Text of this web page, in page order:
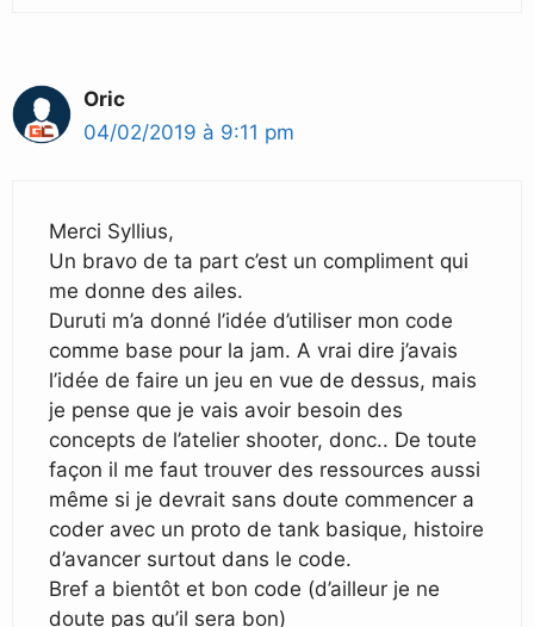
Oric
04/02/2019 à 9:11 pm
Merci Syllius,
Un bravo de ta part c’est un compliment qui
me donne des ailes.
Duruti m’a donné l’idée d’utiliser mon code
comme base pour la jam. A vrai dire j’avais
l’idée de faire un jeu en vue de dessus, mais
je pense que je vais avoir besoin des
concepts de l’atelier shooter, donc.. De toute
façon il me faut trouver des ressources aussi
même si je devrait sans doute commencer a
coder avec un proto de tank basique, histoire
d’avancer surtout dans le code.
Bref a bientôt et bon code (d’ailleur je ne
doute pas qu’il sera bon)